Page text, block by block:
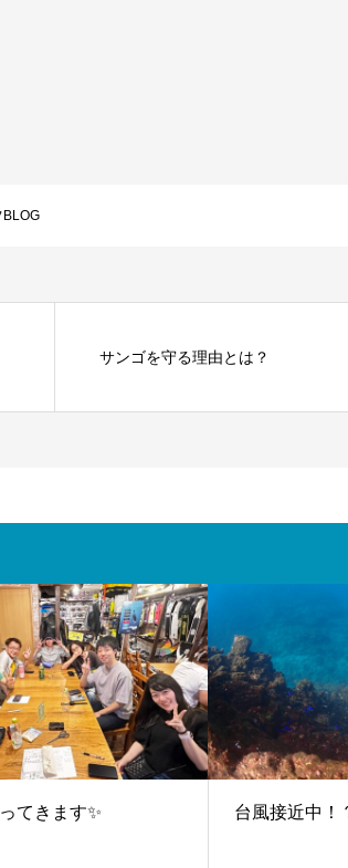
BLOG
サンゴを守る理由とは？
てきます✨ 台風接近中！